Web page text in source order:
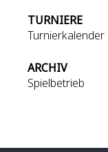
TURNIERE
Turnierkalender
ARCHIV
Spielbetrieb